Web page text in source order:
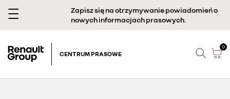
Zapisz się na otrzymywanie powiadomień o
nowych informacjach prasowych.
CENTRUM PRASOWE
0